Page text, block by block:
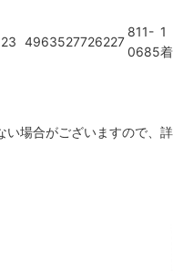
4963527726227
811-
0685
1
着
い場合がございますので、詳